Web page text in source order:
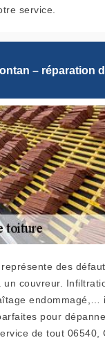
service.
– réparation
des
couvreur.
endommagé,…
pour
de tout 06540,